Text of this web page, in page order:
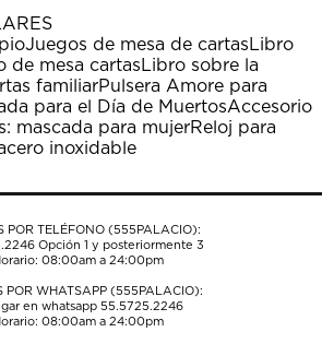
Juegos de mesa de cartas Libro
de mesa cartas Libro sobre la
familiarPulsera Amore para
para el Día de MuertosAccesorio
mascada para mujerReloj para
inoxidable
POR TELÉFONO (555PALACIO):
Opción 1 y posteriormente 3
08:00am a 24:00pm
POR WHATSAPP (555PALACIO):
en whatsapp 55.5725.2246
08:00am a 24:00pm